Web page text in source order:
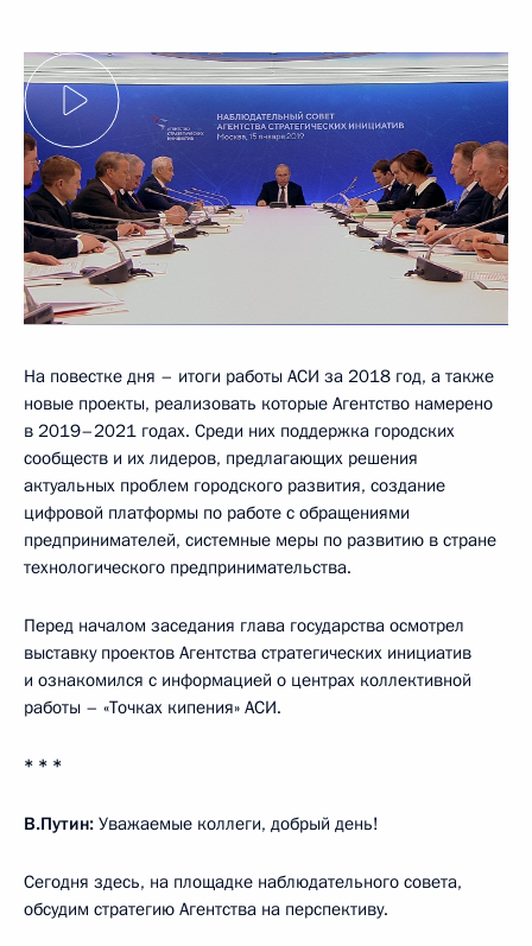
На повестке дня – итоги работы АСИ за 2018 год, а также
новые проекты, реализовать которые Агентство намерено
в 2019–2021 годах. Среди них поддержка городских
сообществ и их лидеров, предлагающих решения
актуальных проблем городского развития, создание
цифровой платформы по работе с обращениями
предпринимателей, системные меры по развитию в стране
технологического предпринимательства.
Перед началом заседания глава государства осмотрел
выставку проектов Агентства стратегических инициатив
и ознакомился с информацией о центрах коллективной
работы – «Точках кипения» АСИ.
* * *
В.Путин: Уважаемые коллеги, добрый день!
Сегодня здесь, на площадке наблюдательного совета,
обсудим стратегию Агентства на перспективу.